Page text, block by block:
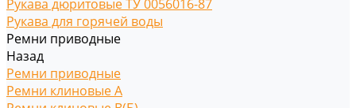
Рукава дюритовые ТУ 0056016-87
Рукава для горячей воды
Ремни приводные
Назад
Ремни приводные
Ремни клиновые A